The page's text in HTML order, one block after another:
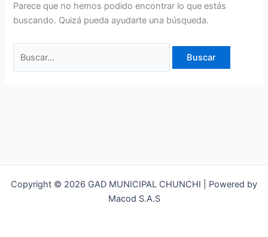
Parece que no hemos podido encontrar lo que estás
buscando. Quizá pueda ayudarte una búsqueda.
Copyright © 2026 GAD MUNICIPAL CHUNCHI | Powered by
Macod S.A.S